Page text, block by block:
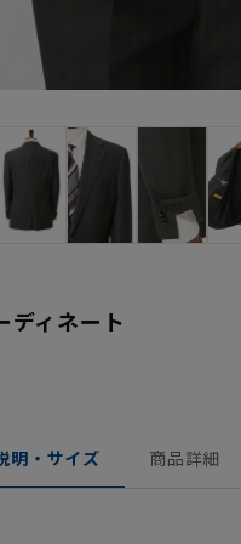
ディネート
明・サイズ 商品詳細